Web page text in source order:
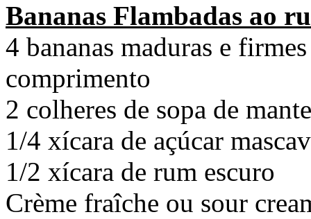
Bananas Flambadas ao
4 bananas maduras e
comprimento
2 colheres de sopa de
1/4 xícara de açúcar
1/2 xícara de rum escuro
Crème fraîche ou sour